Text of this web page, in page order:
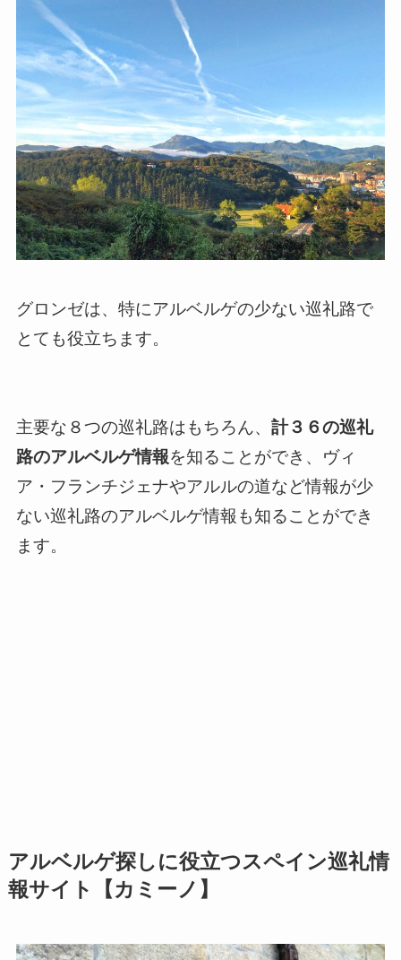
グロンゼは、特にアルベルゲの少ない巡礼路で
とても役立ちます。
主要な８つの巡礼路はもちろん、 計３６の巡礼
路のアルベルゲ情報を知ることができ、ヴィ
ア・フランチジェナやアルルの道など情報が少
ない巡礼路のアルベルゲ情報も知ることができ
ます。
アルベルゲ探しに役立つスペイン巡礼情
報サイト【カミーノ】